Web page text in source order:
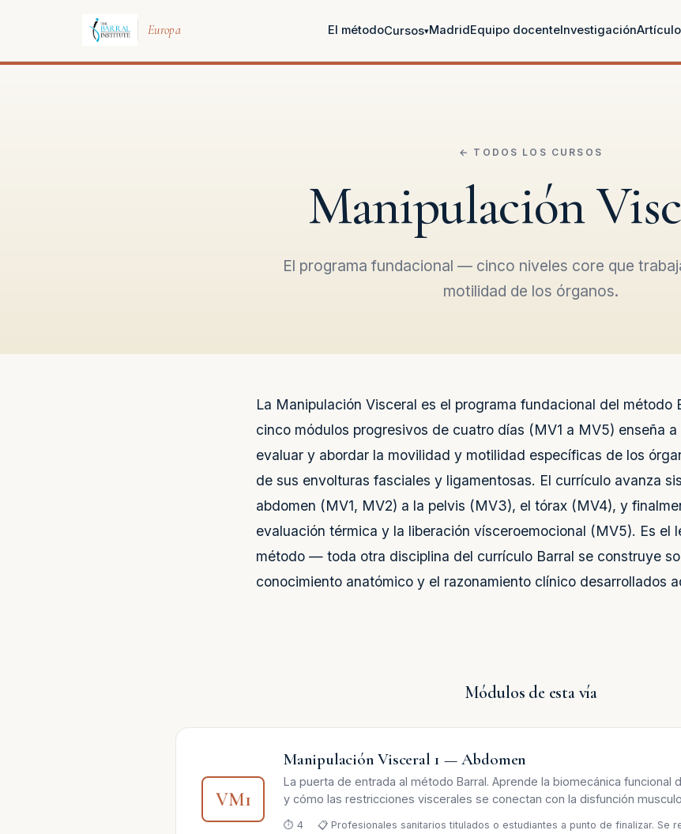
Europa El métodoCursos▾Madrid Equipo docenteInvestigación
← TODOS LOS CURSOS
Manipulación
El programa fundacional — cinco niveles core que
motilidad de los órganos.
La Manipulación Visceral es el programa fundacional del método
cinco módulos progresivos de cuatro días (MV1 a MV5) enseña a
evaluar y abordar la movilidad y motilidad específicas de los
de sus envolturas fasciales y ligamentosas. El currículo avanza
abdomen (MV1, MV2) a la pelvis (MV3), el tórax (MV4), y
evaluación térmica y la liberación vísceroemocional (MV5). Es el
método — toda otra disciplina del currículo Barral se construye
conocimiento anatómico y el razonamiento clínico desarrollados
Módulos de esta vía
VM1
Manipulación Visceral 1 — Abdomen
La puerta de entrada al método Barral. Aprende la biomecánica funcional
y cómo las restricciones viscerales se conectan con la disfunción
⏱ 4
📋 Profesionales sanitarios titulados o estudiantes a punto de finalizar. Se